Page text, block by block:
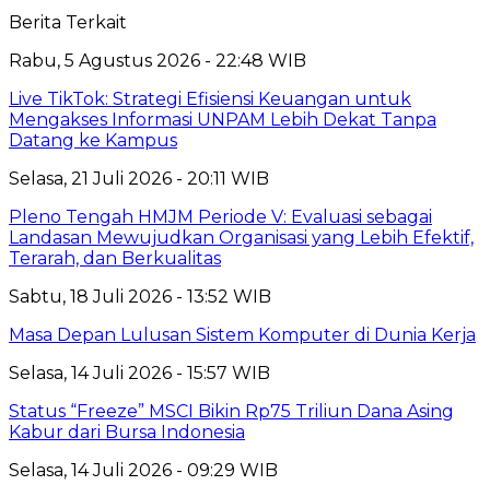
Berita Terkait
Rabu, 5 Agustus 2026 - 22:48 WIB
Live TikTok: Strategi Efisiensi Keuangan untuk
Mengakses Informasi UNPAM Lebih Dekat Tanpa
Datang ke Kampus
Selasa, 21 Juli 2026 - 20:11 WIB
Pleno Tengah HMJM Periode V: Evaluasi sebagai
Landasan Mewujudkan Organisasi yang Lebih Efektif,
Terarah, dan Berkualitas
Sabtu, 18 Juli 2026 - 13:52 WIB
Masa Depan Lulusan Sistem Komputer di Dunia Kerja
Selasa, 14 Juli 2026 - 15:57 WIB
Status “Freeze” MSCI Bikin Rp75 Triliun Dana Asing
Kabur dari Bursa Indonesia
Selasa, 14 Juli 2026 - 09:29 WIB